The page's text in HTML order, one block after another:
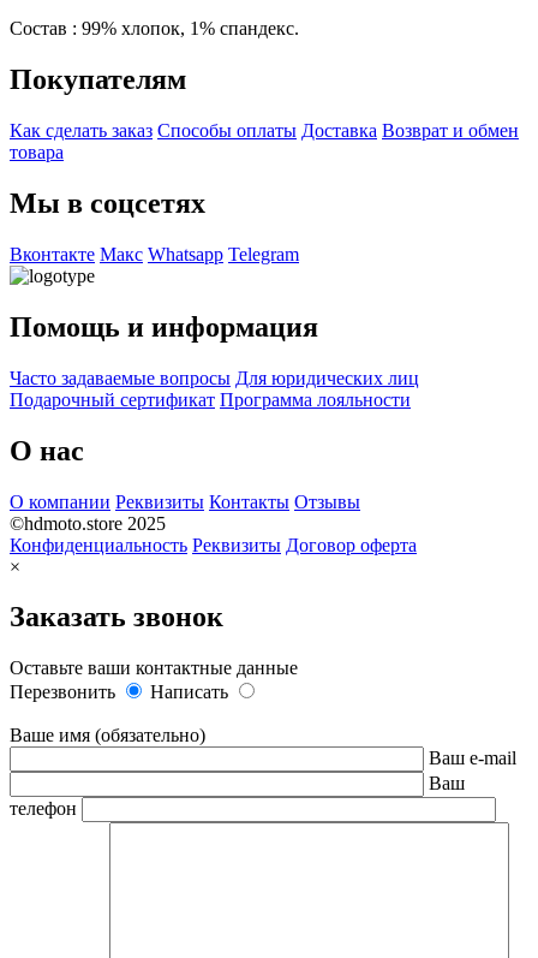
Состав : 99% хлопок, 1% спандекс.
Покупателям
Как сделать заказ Способы оплаты Доставка Возврат и обмен
товара
Мы в соцсетях
Вконтакте Макс Whatsapp Telegram
Помощь и информация
Часто задаваемые вопросы Для юридических лиц
Подарочный сертификат Программа лояльности
О нас
О компании Реквизиты Контакты Отзывы
©hdmoto.store 2025
Конфиденциальность Реквизиты Договор оферта
×
Заказать звонок
Оставьте ваши контактные данные
Перезвонить
Написать
Ваше имя (обязательно)
Ваш e-mail
Ваш
телефон